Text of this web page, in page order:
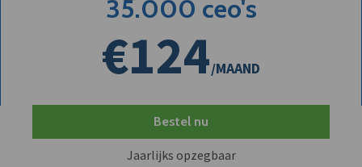
35.000 ceo's
€124/MAAND
Bestel nu
Jaarlijks opzegbaar